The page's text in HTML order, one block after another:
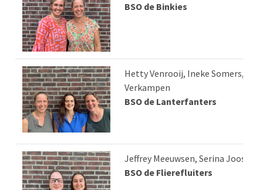
BSO de Binkies
Hetty Venrooij, Ineke Somers,
Verkampen
BSO de Lanterfanters
Jeffrey Meeuwsen, Serina Joosten
BSO de Flierefluiters